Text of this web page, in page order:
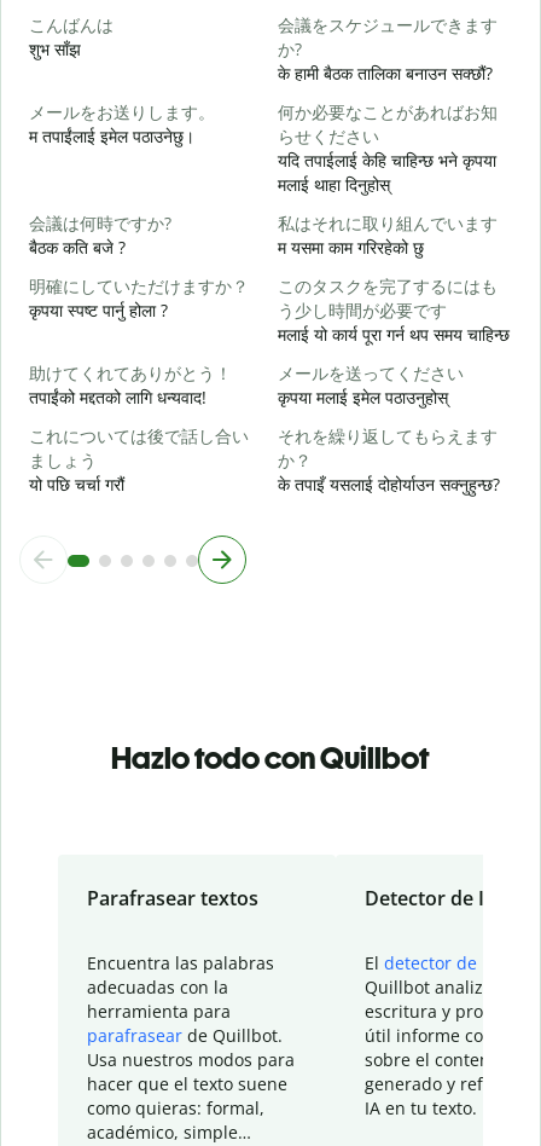
こんばんは
शुभ साँझ
会議をスケジュールできます
か?
के हामी बैठक तालिका बनाउन सक्छौं?
メールをお送りします。
म तपाईंलाई इमेल पठाउनेछु।
何か必要なことがあればお知
らせください
यदि तपाईलाई केहि चाहिन्छ भने कृपया
मलाई थाहा दिनुहोस्
会議は何時ですか?
बैठक कति बजे ?
私はそれに取り組んでいます
म यसमा काम गरिरहेको छु
明確にしていただけますか？
कृपया स्पष्ट पार्नु होला ?
このタスクを完了するにはも
う少し時間が必要です
मलाई यो कार्य पूरा गर्न थप समय चाहिन्छ
助けてくれてありがとう！
तपाईंको मद्दतको लागि धन्यवाद!
メールを送ってください
कृपया मलाई इमेल पठाउनुहोस्
これについては後で話し合い
ましょう
यो पछि चर्चा गरौं
それを繰り返してもらえます
か？
के तपाइँ यसलाई दोहोर्याउन सक्नुहुन्छ?
Hazlo todo con Quillbot
Parafrasear textos
Encuentra las palabras
adecuadas con la
herramienta para
parafrasear de Quillbot.
Usa nuestros modos para
hacer que el texto suene
como quieras: formal,
académico, simple…
Detector de IA
El detector de IA
Quillbot analiza tu
escritura y
útil informe con
sobre el contenido
generado y refinado
IA en tu texto.